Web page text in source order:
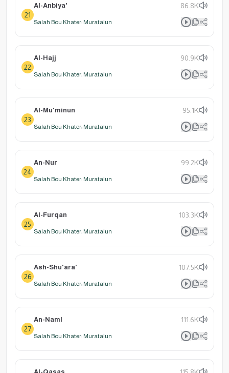
21
Al-Anbiya' 86.8K
Salah Bou Khater: Muratalun
22
Al-Hajj 90.9K
Salah Bou Khater: Muratalun
23
Al-Mu'minun 95.1K
Salah Bou Khater: Muratalun
24
An-Nur 99.2K
Salah Bou Khater: Muratalun
25
Al-Furqan 103.3K
Salah Bou Khater: Muratalun
26
Ash-Shu'ara' 107.5K
Salah Bou Khater: Muratalun
27
An-Naml 111.6K
Salah Bou Khater: Muratalun